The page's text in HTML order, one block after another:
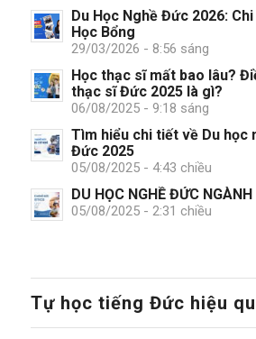
Du Học Nghề Đức 2026:
Học Bổng
29/03/2026 - 8:56 sáng
Học thạc sĩ mất bao lâu?
thạc sĩ Đức 2025 là gì?
06/08/2025 - 9:18 sáng
Tìm hiểu chi tiết về Du học
Đức 2025
05/08/2025 - 4:43 chiều
DU HỌC NGHỀ ĐỨC
05/08/2025 - 2:31 chiều
Tự học tiếng Đức hiệu